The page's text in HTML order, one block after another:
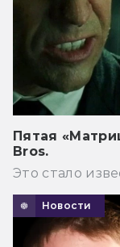
Пятая
Bros.
Это стало
Новости